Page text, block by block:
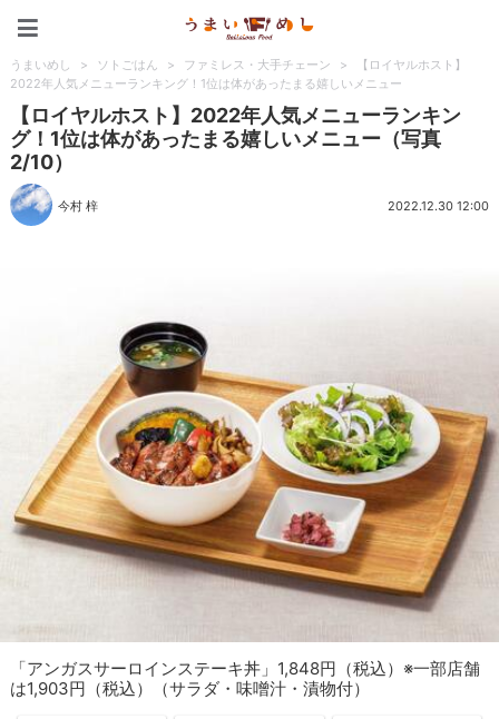
うまいめし > ソトごはん > ファミレス・大手チェーン >
【ロイヤルホスト】
2022年人気メニューランキング！1位は体があったまる嬉しいメニュー
【ロイヤルホスト】2022年人気メニューランキン
グ！1位は体があったまる嬉しいメニュー（写真
2/10）
今村 梓 2022.12.30 12:00
「アンガスサーロインステーキ丼」1,848円（税込）※一部店舗
は1,903円（税込）（サラダ・味噌汁・漬物付）